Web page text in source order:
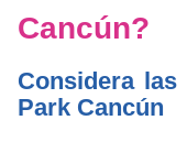
Cancún?
Considera
Park Cancún